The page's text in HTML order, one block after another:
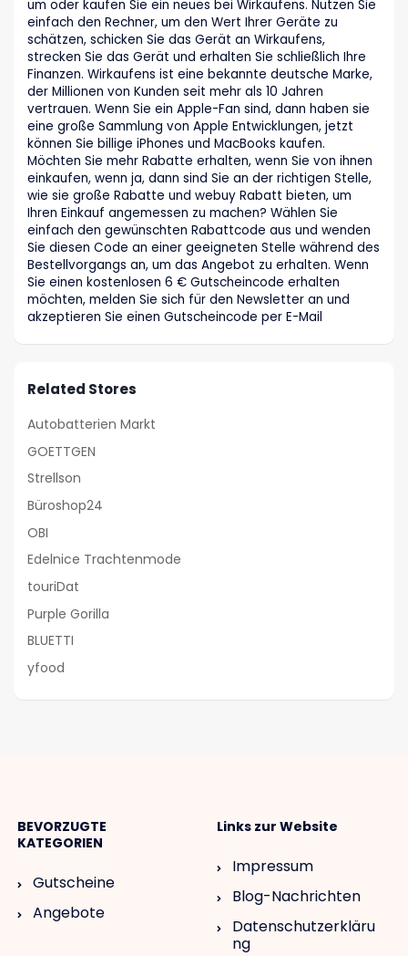
um oder kaufen Sie ein neues bei Wirkaufens. Nutzen Sie
einfach den Rechner, um den Wert Ihrer Geräte zu
schätzen, schicken Sie das Gerät an Wirkaufens,
strecken Sie das Gerät und erhalten Sie schließlich Ihre
Finanzen. Wirkaufens ist eine bekannte deutsche Marke,
der Millionen von Kunden seit mehr als 10 Jahren
vertrauen. Wenn Sie ein Apple-Fan sind, dann haben sie
eine große Sammlung von Apple Entwicklungen, jetzt
können Sie billige iPhones und MacBooks kaufen.
Möchten Sie mehr Rabatte erhalten, wenn Sie von ihnen
einkaufen, wenn ja, dann sind Sie an der richtigen Stelle,
wie sie große Rabatte und webuy Rabatt bieten, um
Ihren Einkauf angemessen zu machen? Wählen Sie
einfach den gewünschten Rabattcode aus und wenden
Sie diesen Code an einer geeigneten Stelle während des
Bestellvorgangs an, um das Angebot zu erhalten. Wenn
Sie einen kostenlosen 6 € Gutscheincode erhalten
möchten, melden Sie sich für den Newsletter an und
akzeptieren Sie einen Gutscheincode per E-Mail
Related Stores
Autobatterien Markt
GOETTGEN
Strellson
Büroshop24
OBI
Edelnice Trachtenmode
touriDat
Purple Gorilla
BLUETTI
yfood
BEVORZUGTE
KATEGORIEN
Gutscheine
Angebote
Links zur Website
Impressum
Blog-Nachrichten
Datenschutzerkläru
ng